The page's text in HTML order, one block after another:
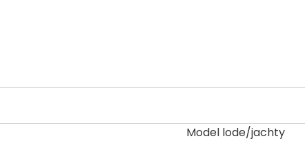
Model lode/jachty